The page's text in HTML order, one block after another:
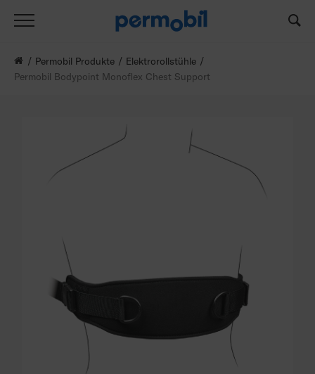
Permobil Produkte
Elektrorollstühle
Permobil Bodypoint Monoflex Chest Support